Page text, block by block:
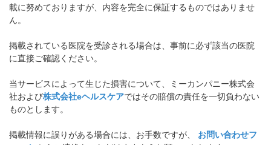
載に努めておりますが、内容を完全に保証するものではありませ
ん。
掲載されている医院を受診される場合は、事前に必ず該当の医院
に直接ご確認ください。
当サービスによって生じた損害について、ミーカンパニー株式会
社および株式会社eヘルスケアではその賠償の責任を一切負わない
ものとします。
掲載情報に誤りがある場合には、お手数ですが、
お問い合わせフ